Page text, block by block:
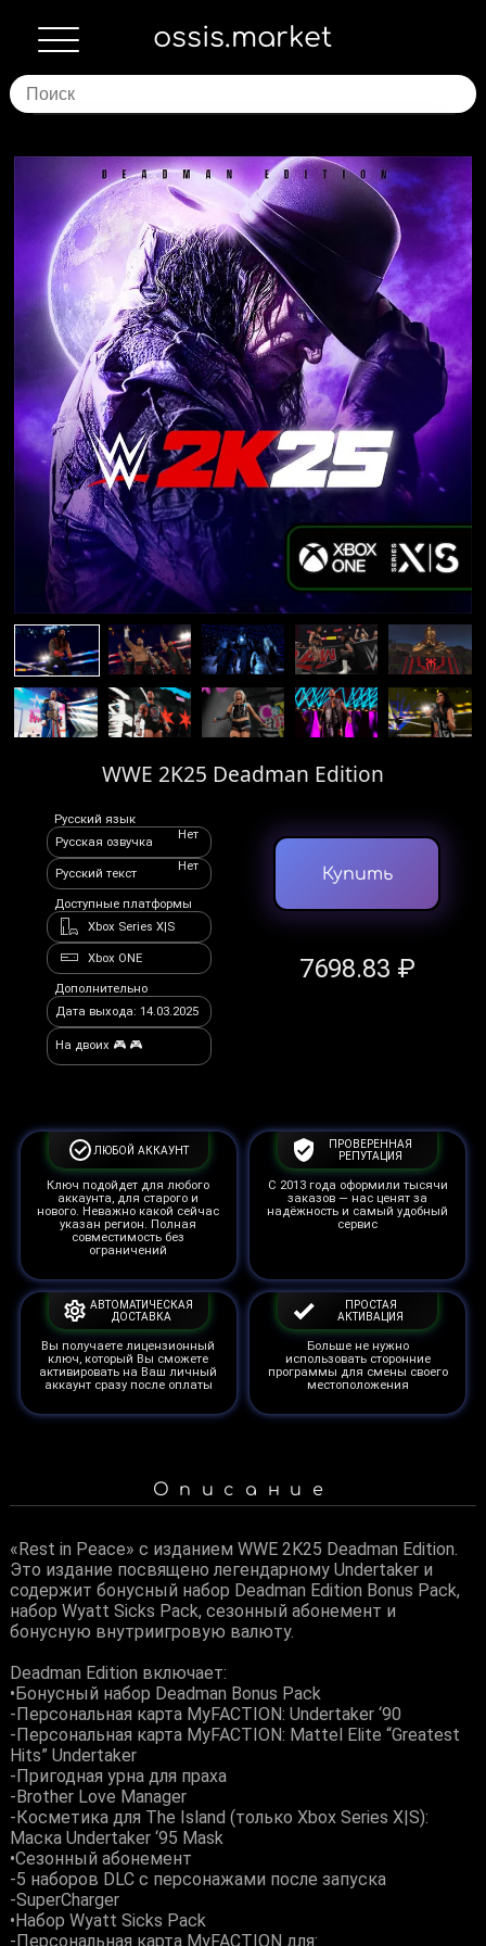
ossis.market
WWE 2K25 Deadman Edition
Русский язык
Русская озвучка
Нет
Русский текст
Нет
Доступные платформы
Xbox Series X|S
Xbox ONE
Дополнительно
Дата выхода: 14.03.2025
На двоих 🎮 🎮
Купить
7698.83 ₽
ЛЮБОЙ АККАУНТ
Ключ подойдет для любого
аккаунта, для старого и
нового. Неважно какой сейчас
указан регион. Полная
совместимость без
ограничений
ПРОВЕРЕННАЯ
РЕПУТАЦИЯ
С 2013 года оформили тысячи
заказов — нас ценят за
надёжность и самый удобный
сервис
АВТОМАТИЧЕСКАЯ
ДОСТАВКА
Вы получаете лицензионный
ключ, который Вы сможете
активировать на Ваш личный
аккаунт сразу после оплаты
ПРОСТАЯ
АКТИВАЦИЯ
Больше не нужно
использовать сторонние
программы для смены своего
местоположения
Описание
«Rest in Peace» с изданием WWE 2K25 Deadman Edition.
Это издание посвящено легендарному Undertaker и
содержит бонусный набор Deadman Edition Bonus Pack,
набор Wyatt Sicks Pack, сезонный абонемент и
бонусную внутриигровую валюту.
Deadman Edition включает:
•Бонусный набор Deadman Bonus Pack
-Персональная карта MyFACTION: Undertaker ‘90
-Персональная карта MyFACTION: Mattel Elite “Greatest
Hits” Undertaker
-Пригодная урна для праха
-Brother Love Manager
-Косметика для The Island (только Xbox Series X|S):
Маска Undertaker ‘95 Mask
•Сезонный абонемент
-5 наборов DLC с персонажами после запуска
-SuperCharger
•Набор Wyatt Sicks Pack
-Персональная карта MyFACTION для: